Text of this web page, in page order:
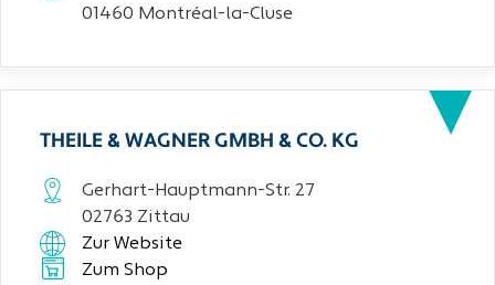
01460 Montréal-la-Cluse
THEILE & WAGNER GMBH & CO. KG
Gerhart-Hauptmann-Str. 27
02763 Zittau
Zur Website
Zum Shop